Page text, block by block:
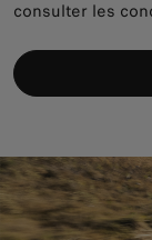
consulter les